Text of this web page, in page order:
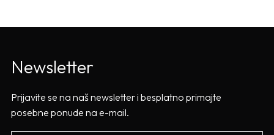
Newsletter
Prijavite se na naš newsletter i besplatno primajte
posebne ponude na e-mail.